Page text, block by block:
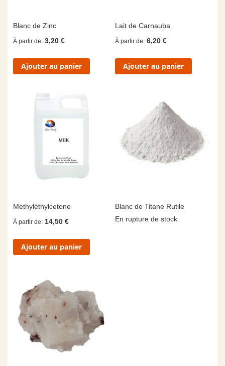
Blanc de Zinc
À partir de 3,20 €
Ajouter au panier
Lait de Carnauba
À partir de 6,20 €
Ajouter au panier
Methyléthylcetone
À partir de 14,50 €
Ajouter au panier
Blanc de Titane Rutile
En rupture de stock